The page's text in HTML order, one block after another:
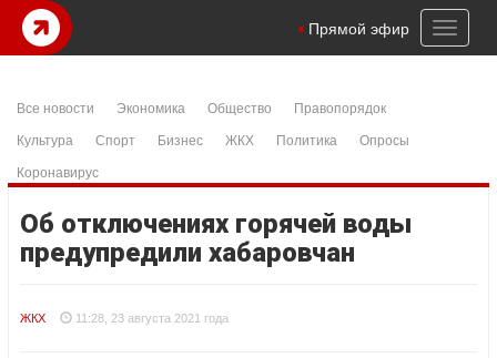
Toggle
Прямой эфир
Все новости Экономика Общество
Правопорядок
Культура
Спорт Бизнес ЖКХ Политика
Опросы
Коронавирус
Об отключениях горячей воды
предупредили хабаровчан
ЖКХ 11:28, 23 августа 2021 года